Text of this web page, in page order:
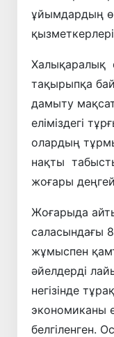
ұйымдардың
Халықаралық
тақырыпқа
дамыту
еліміздегі
олардың
нақты
жоғары
Жоғарыда
саласындағы
жұмыспен
әйелдерді
негізінде
экономиканы
белгіленген.